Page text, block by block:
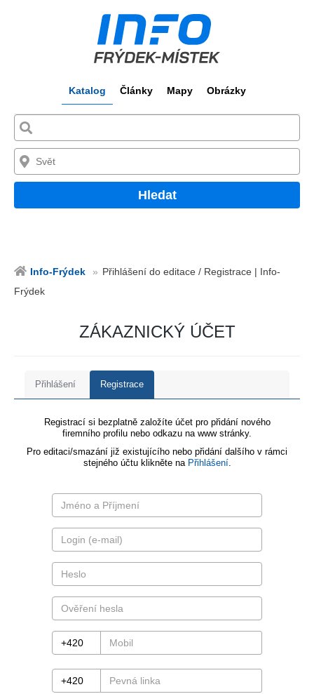
Katalog Články Mapy Obrázky
Hledat
Info-Frýdek
Přihlášení do editace / Registrace | Info-
Frýdek
ZÁKAZNICKÝ ÚČET
Přihlášení Registrace
Registrací si bezplatně založíte účet pro přidání nového
firemního profilu nebo odkazu na www stránky.
Pro editaci/smazání již existujícího nebo přidání dalšího v rámci
stejného účtu klikněte na Přihlášení.